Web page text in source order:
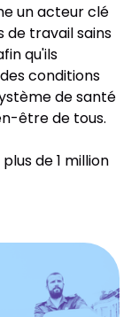
un acteur clé
de travail sains
qu'ils
conditions
de santé
être de tous.
de 1 million